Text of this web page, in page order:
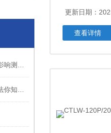
更新日期：
查看详情